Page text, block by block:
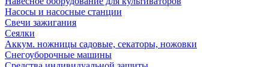
Насосы и насосные станции
Свечи зажигания
Сеялки
Аккум. ножницы садовые, секаторы, ножовки
Снегоуборочные машины